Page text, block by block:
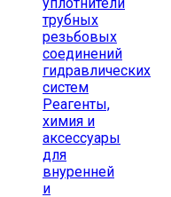
трубных
резьбовых
соединений
гидравлических
систем
Реагенты,
химия и
аксессуары
для
внуренней
и